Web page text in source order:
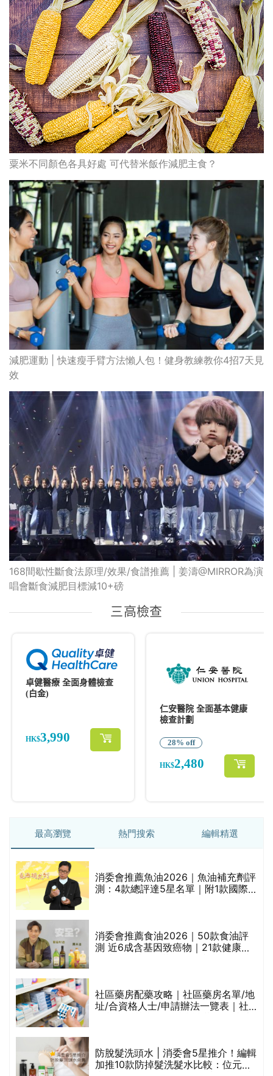
粟米不同顏色各具好處 可代替米飯作減肥主食？
減肥運動 | 快速瘦手臂方法懶人包！健身教練教你4招7天見
效
168間歇性斷食法原理/效果/食譜推薦 | 姜濤@MIRROR為演
唱會斷食減肥目標減10+磅
最高瀏覽 熱門搜索 編輯精選
消委會推薦魚油2026｜魚油補充劑評
測：4款總評達5星名單｜附1款國際
消委會推薦食油2026｜50款食油評
測 近6成含基因致癌物｜21款健康煮
社區藥房配藥攻略｜社區藥房名單/地
址/合資格人士/申請辦法一覽表｜社
防脫髮洗頭水 | 消委會5星推介！編輯
加推10款防掉髮洗髮水比較：位元